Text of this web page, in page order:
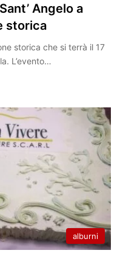
Angelo a
storica
storica che si terrà il 17
L’evento…
alburni